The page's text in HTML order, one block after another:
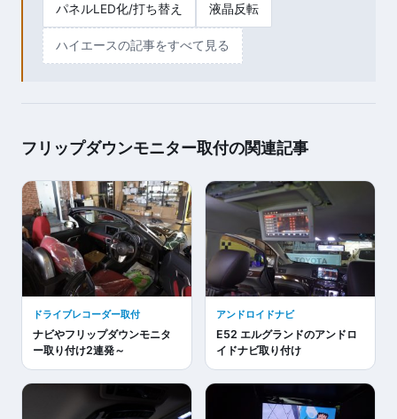
パネルLED化/打ち替え 液晶反転
ハイエースの記事をすべて見る
フリップダウンモニター取付の関連記事
ドライブレコーダー取付
ナビやフリップダウンモニタ
ー取り付け2連発～
アンドロイドナビ
E52 エルグランドのアンドロ
イドナビ取り付け